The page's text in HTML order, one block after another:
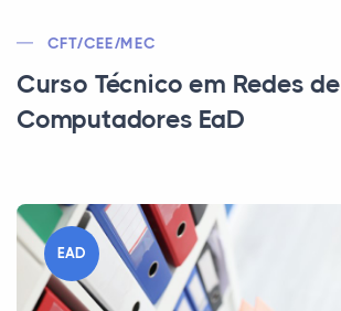
CFT/CEE/MEC
Curso Técnico em Redes de
Computadores EaD
EAD